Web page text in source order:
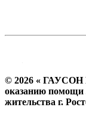
© 2026 « ГАУСОН
оказанию помощи
жительства г.